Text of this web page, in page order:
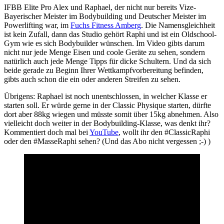
IFBB Elite Pro Alex und Raphael, der nicht nur bereits Vize-
Bayerischer Meister im Bodybuilding und Deutscher Meister im
Powerlifting war, im Fuchs Fitness Amberg. Die Namensgleichheit
ist kein Zufall, dann das Studio gehört Raphi und ist ein Oldschool-
Gym wie es sich Bodybuilder wünschen. Im Video gibts darum
nicht nur jede Menge Eisen und coole Geräte zu sehen, sondern
natürlich auch jede Menge Tipps für dicke Schultern. Und da sich
beide gerade zu Beginn Ihrer Wettkampfvorbereitung befinden,
gibts auch schon die ein oder anderen Streifen zu sehen.
Übrigens: Raphael ist noch unentschlossen, in welcher Klasse er
starten soll. Er würde gerne in der Classic Physique starten, dürfte
dort aber 88kg wiegen und müsste somit über 15kg abnehmen. Also
vielleicht doch weiter in der Bodybuilding-Klasse, was denkt ihr?
Kommentiert doch mal bei YouTube, wollt ihr den #ClassicRaphi
oder den #MasseRaphi sehen? (Und das Abo nicht vergessen ;-) )